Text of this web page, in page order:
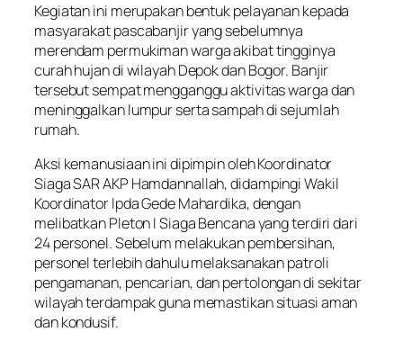
Kegiatan ini merupakan bentuk pelayanan kepada
masyarakat pascabanjir yang sebelumnya
merendam permukiman warga akibat tingginya
curah hujan di wilayah Depok dan Bogor. Banjir
tersebut sempat mengganggu aktivitas warga dan
meninggalkan lumpur serta sampah di sejumlah
rumah.
Aksi kemanusiaan ini dipimpin oleh Koordinator
Siaga SAR AKP Hamdannallah, didampingi Wakil
Koordinator Ipda Gede Mahardika, dengan
melibatkan Pleton I Siaga Bencana yang terdiri dari
24 personel. Sebelum melakukan pembersihan,
personel terlebih dahulu melaksanakan patroli
pengamanan, pencarian, dan pertolongan di sekitar
wilayah terdampak guna memastikan situasi aman
dan kondusif.